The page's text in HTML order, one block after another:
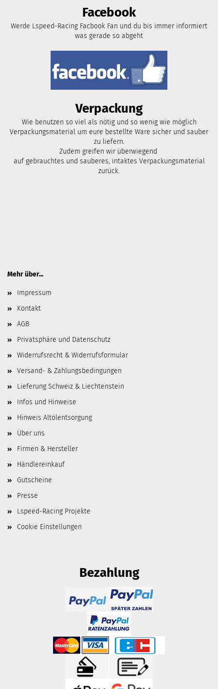
Facebook
Werde Lspeed-Racing Facbook Fan und du bis immer informiert
was gerade so abgeht
Verpackung
Wie benutzen so viel als nötig und so wenig wie möglich
Verpackungsmaterial um eure bestellte Ware sicher und sauber
zu liefern.
Zudem greifen wir überwiegend
auf gebrauchtes und sauberes, intaktes Verpackungsmaterial
zurück.
Mehr über...
Impressum
Kontakt
AGB
Privatsphäre und Datenschutz
Widerrufsrecht & Widerrufsformular
Versand- & Zahlungsbedingungen
Lieferung Schweiz & Liechtenstein
Infos und Hinweise
Hinweis Altölentsorgung
Über uns
Firmen & Hersteller
Händlereinkauf
Gutscheine
Presse
Lspeed-Racing Projekte
Cookie Einstellungen
Bezahlung